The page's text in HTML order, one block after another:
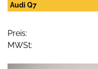
Audi Q7
Preis:
MWSt: